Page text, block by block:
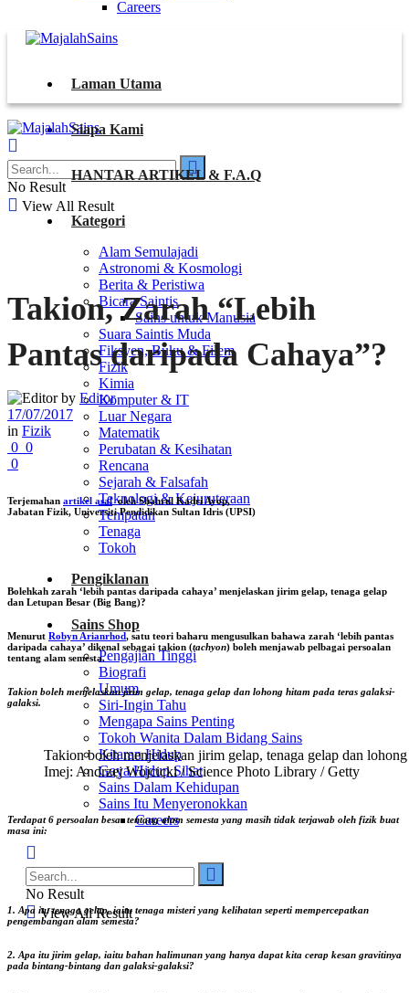
Careers
Laman Utama
Siapa Kami
HANTAR ARTIKEL & F.A.Q
Kategori
Alam Semulajadi
Astronomi & Kosmologi
Berita & Peristiwa
Bicara Saintis
Sains untuk Manusia
Suara Saintis Muda
Fiksyen, Buku & Filem
Fizik
Kimia
Komputer & IT
Luar Negara
Matematik
Perubatan & Kesihatan
Rencana
Sejarah & Falsafah
Teknologi & Kejuruteraan
Tempatan
Tenaga
Tokoh
Pengiklanan
Sains Shop
Pengajian Tinggi
Biografi
Umum
Siri-Ingin Tahu
Mengapa Sains Penting
Tokoh Wanita Dalam Bidang Sains
Kitaran Hidup
Gaya Hidup Sihat
Sains Dalam Kehidupan
Sains Itu Menyeronokkan
Careers
No Result
View All Result
No Result
View All Result
Takion, Zarah “Lebih
Pantas daripada Cahaya”?
by Editor
17/07/2017
in Fizik
0 0
0
Terjemahan artikel asaloleh Shahrul Kadri Ayop,
Jabatan Fizik, Universiti Pendidikan Sultan Idris (UPSI)
Bolehkah zarah ‘lebih pantas daripada cahaya’ menjelaskan jirim gelap, tenaga gelap
dan Letupan Besar (Big Bang)?
Menurut Robyn Arianrhod, satu teori baharu mengusulkan bahawa zarah ‘lebih pantas
daripada cahaya’ dikenal sebagai takion (tachyon) boleh menjawab pelbagai persoalan
tentang alam semesta.
Takion boleh menjelaskan jirim gelap, tenaga gelap dan lohong hitam pada teras galaksi-
galaksi.
Takion boleh menjelaskan jirim gelap, tenaga gelap dan
Imej: Andrzej Wojcicki / Science Photo Library / Getty
Terdapat 6 persoalan besar tentang alam semesta yang masih tidak terjawab oleh fizik buat
masa ini:
1. Apa itu tenaga gelap, iaitu tenaga misteri yang kelihatan seperti mempercepatkan
pengembangan alam semesta?
2. Apa itu jirim gelap, iaitu bahan halimunan yang hanya dapat kita cerap kesan gravitinya
pada bintang-bintang dan galaksi-galaksi?